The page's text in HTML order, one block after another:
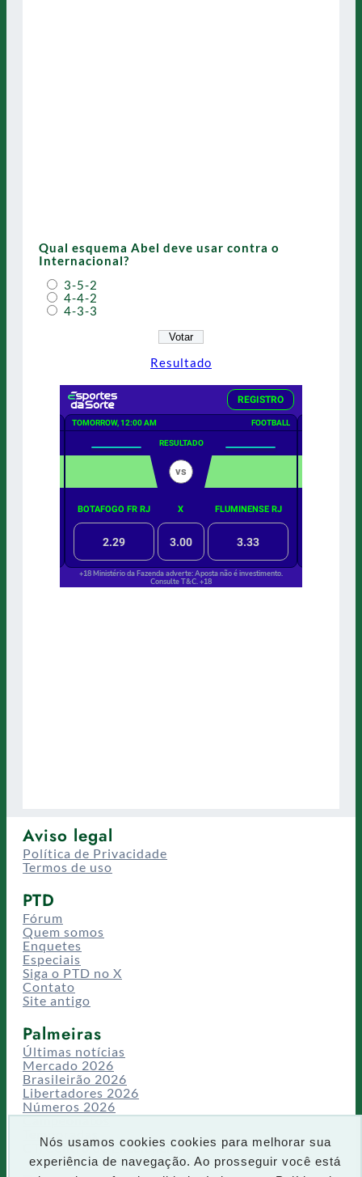
Nós usamos cookies cookies para melhorar sua
experiência de navegação. Ao prosseguir você está
Qual esquema Abel deve usar contra o
Internacional?
3-5-2
4-4-2
4-3-3
Resultado
Aviso legal
Política de Privacidade
Termos de uso
PTD
Fórum
Quem somos
Enquetes
Especiais
Siga o PTD no X
Contato
Site antigo
Palmeiras
Últimas notícias
Mercado 2026
Brasileirão 2026
Libertadores 2026
Números 2026
Campeonatos
CT/Centro de Excelência